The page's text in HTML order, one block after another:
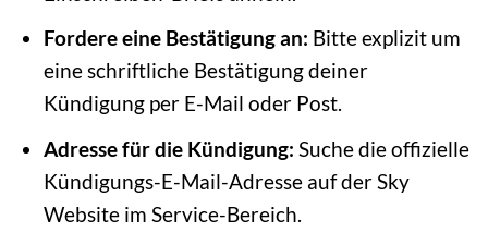
Fordere eine Bestätigung an: Bitte explizit um
eine schriftliche Bestätigung deiner
Kündigung per E-Mail oder Post.
Adresse für die Kündigung: Suche die offizielle
Kündigungs-E-Mail-Adresse auf der Sky
Website im Service-Bereich.